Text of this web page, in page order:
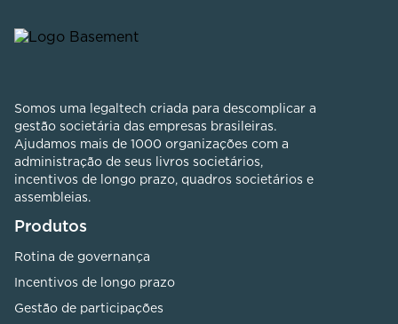
Somos uma legaltech criada para descomplicar a
gestão societária das empresas brasileiras.
Ajudamos mais de 1000 organizações com a
administração de seus livros societários,
incentivos de longo prazo, quadros societários e
assembleias.
Produtos
Rotina de governança
Incentivos de longo prazo
Gestão de participações